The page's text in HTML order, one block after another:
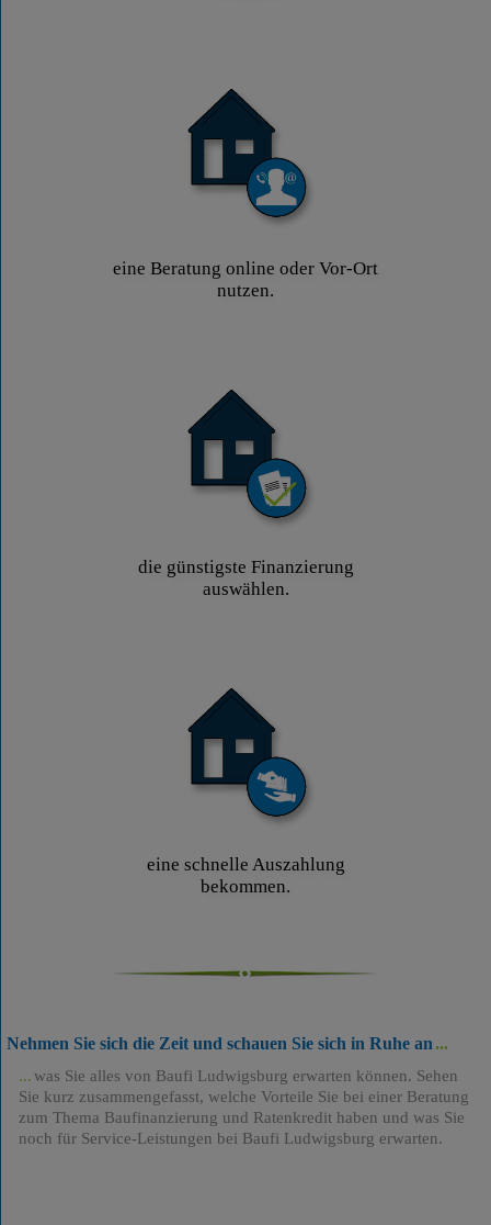
eine Beratung online oder Vor-Ort
nutzen.
die günstigste Finanzierung
auswählen.
eine schnelle Auszahlung
bekommen.
Nehmen Sie sich die Zeit und schauen Sie sich in Ruhe an
was Sie alles von Baufi Ludwigsburg erwarten können. Sehen
Sie kurz zusammengefasst, welche Vorteile Sie bei einer Beratung
zum Thema Baufinanzierung und Ratenkredit haben und was Sie
noch für Service-Leistungen bei Baufi Ludwigsburg erwarten.